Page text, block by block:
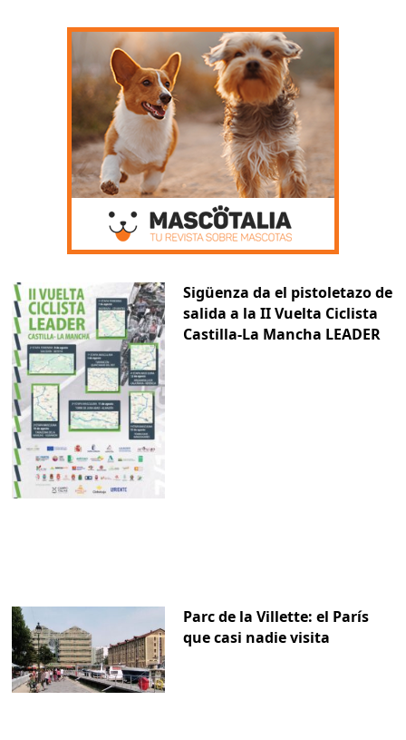
Sigüenza da el pistoletazo de
salida a la II Vuelta Ciclista
Castilla-La Mancha LEADER
Parc de la Villette: el París
que casi nadie visita